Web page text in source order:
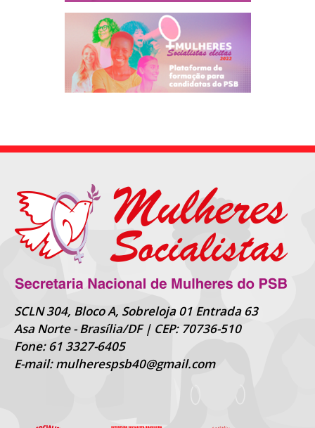
SCLN 304, Bloco A, Sobreloja 01 Entrada 63
Asa Norte - Brasília/DF | CEP: 70736-510
Fone: 61 3327-6405
E-mail: mulherespsb40@gmail.com